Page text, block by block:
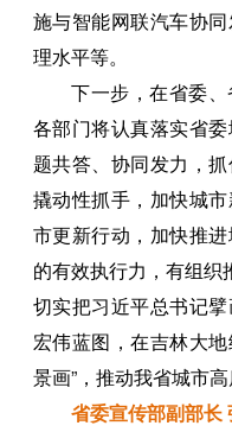
施与智能网联汽车协
理水平等。
下一步，在省委
各部门将认真落实省
题共答、协同发力，抓
撬动性抓手，加快城
市更新行动，加快推
的有效执行力，有组织
切实把习近平总书记
宏伟蓝图，在吉林大地
景画”，推动我省城市
省委宣传部副部长